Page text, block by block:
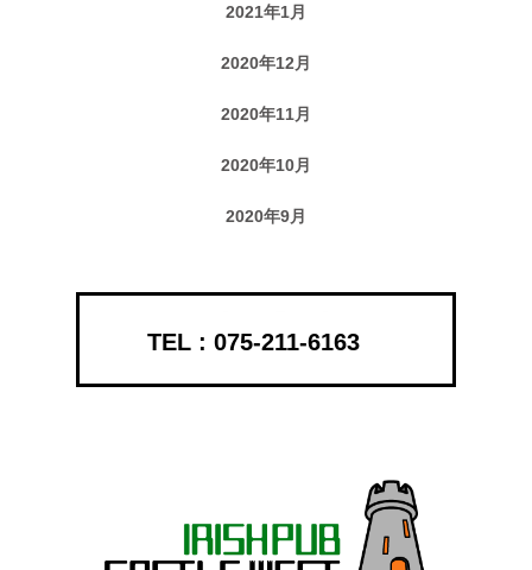
2021年1月
2020年12月
2020年11月
2020年10月
2020年9月
075-211-6163